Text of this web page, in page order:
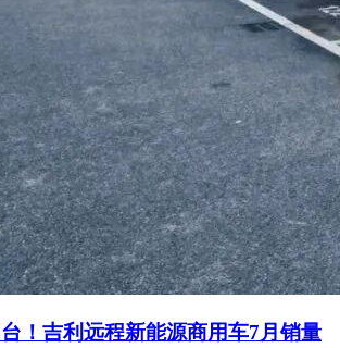
！吉利远程新能源商用车7月销量